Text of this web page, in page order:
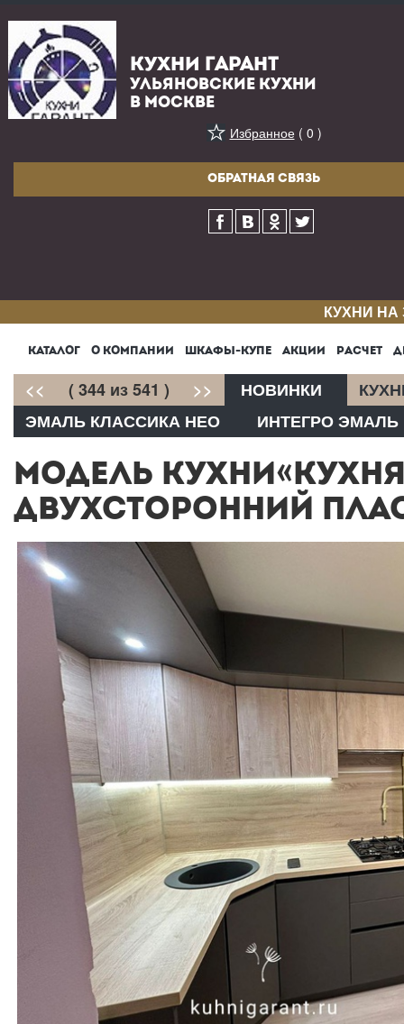
КУХНИ ГАРАНТ
УЛЬЯНОВСКИЕ КУХНИ
В МОСКВЕ
Избранное( 0 )
ОБРАТНАЯ СВЯЗЬ
КУХНИ
КАТАЛОГ О КОМПАНИИ ШКАФЫ-КУПЕ АКЦИИ РАСЧЕТ
<< ( 344 из 541 ) >> НОВИНКИ
ЭМАЛЬ КЛАССИКА НЕО
ИНТЕГРО ЭМАЛЬ
МОДЕЛЬ
ДВУХСТОРОННИЙ